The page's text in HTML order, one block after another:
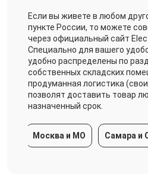
Если вы живете в любом
пункте России, то можете
через официальный сайт
Специально для вашего
удобно распределены по
собственных складских
продуманная логистика
позволят доставить товар
назначенный срок.
Москва и МО Самара и СО